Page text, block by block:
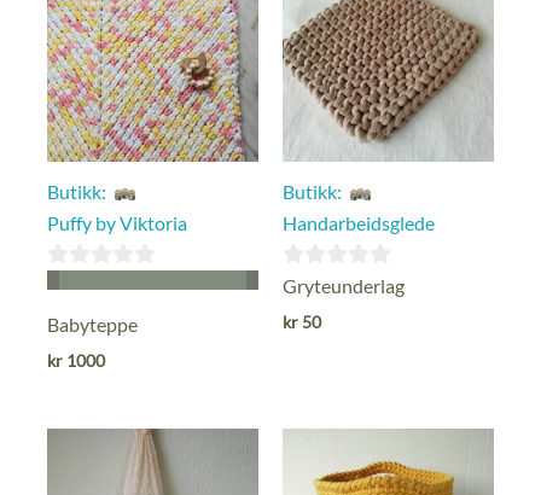
Butikk:
Puffy by Viktoria
5
Babyteppe
kr 1000
Butikk:
Handarbeidsglede
0
ut
Gryteunderlag
kr50